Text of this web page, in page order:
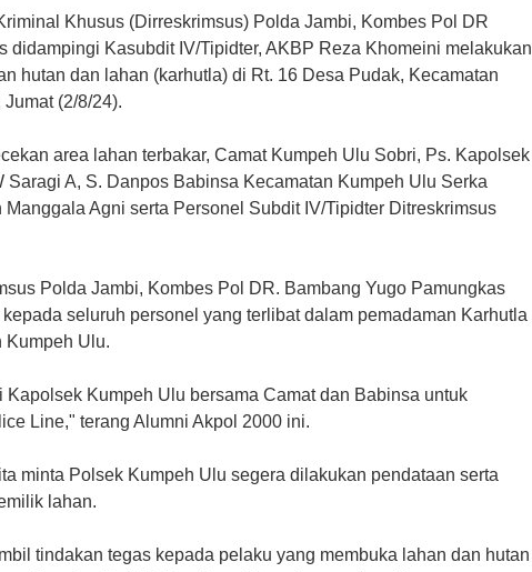
Khusus (Dirreskrimsus) Polda Jambi, Kombes Pol DR
didampingi Kasubdit IV/Tipidter, AKBP Reza Khomeini melakukan
hutan dan lahan (karhutla) di Rt. 16 Desa Pudak, Kecamatan
(2/8/24).
area lahan terbakar, Camat Kumpeh Ulu Sobri, Ps. Kapolsek
Saragi A, S. Danpos Babinsa Kecamatan Kumpeh Ulu Serka
Agni serta Personel Subdit IV/Tipidter Ditreskrimsus
Polda Jambi, Kombes Pol DR. Bambang Yugo Pamungkas
seluruh personel yang terlibat dalam pemadaman Karhutla
Kumpeh Ulu.
Kumpeh Ulu bersama Camat dan Babinsa untuk
Line," terang Alumni Akpol 2000 ini.
minta Polsek Kumpeh Ulu segera dilakukan pendataan serta
lahan.
tindakan tegas kepada pelaku yang membuka lahan dan hutan